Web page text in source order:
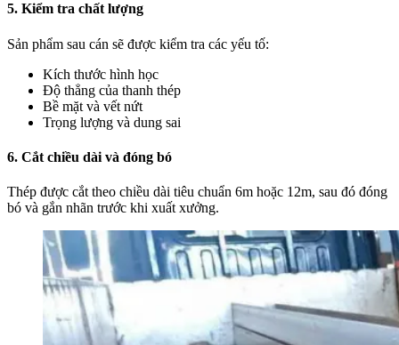
5. Kiểm tra chất lượng
Sản phẩm sau cán sẽ được kiểm tra các yếu tố:
Kích thước hình học
Độ thẳng của thanh thép
Bề mặt và vết nứt
Trọng lượng và dung sai
6. Cắt chiều dài và đóng bó
Thép được cắt theo chiều dài tiêu chuẩn 6m hoặc 12m, sau đó đóng
bó và gắn nhãn trước khi xuất xưởng.